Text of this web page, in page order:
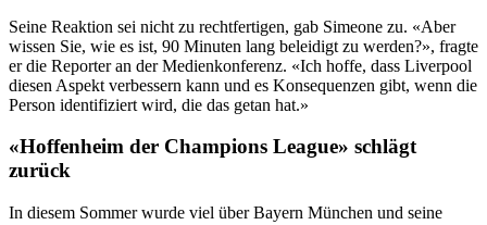
Seine Reaktion sei nicht zu rechtfertigen, gab Simeone zu. «Aber
wissen Sie, wie es ist, 90 Minuten lang beleidigt zu werden?», fragte
er die Reporter an der Medienkonferenz. «Ich hoffe, dass Liverpool
diesen Aspekt verbessern kann und es Konsequenzen gibt, wenn die
Person identifiziert wird, die das getan hat.»
«Hoffenheim der Champions League» schlägt
zurück
In diesem Sommer wurde viel über Bayern München und seine